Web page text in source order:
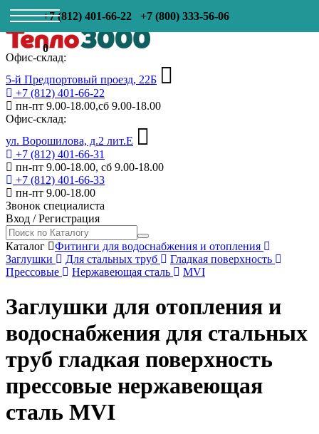
+7 (812) 401-66-22 +7 (800) 333-56-06
0
Офис-склад:
5-й Предпортовый проезд, 22Б
+7 (812) 401-66-22
пн-пт 9.00-18.00,сб 9.00-18.00
Офис-склад:
ул. Ворошилова, д.2 лит.Е
+7 (812) 401-66-31
пн-пт 9.00-18.00, сб 9.00-18.00
+7 (812) 401-66-33
пн-пт 9.00-18.00
Звонок специалиста
Вход /Регистрация
Каталог
Фитинги для водоснабжения и отопления
Заглушки
Для стальных труб
Гладкая поверхность
Прессовые
Нержавеющая сталь MVI
Заглушки для отопления и
водоснабжения для стальных
труб гладкая поверхность
прессовые нержавеющая
сталь MVI